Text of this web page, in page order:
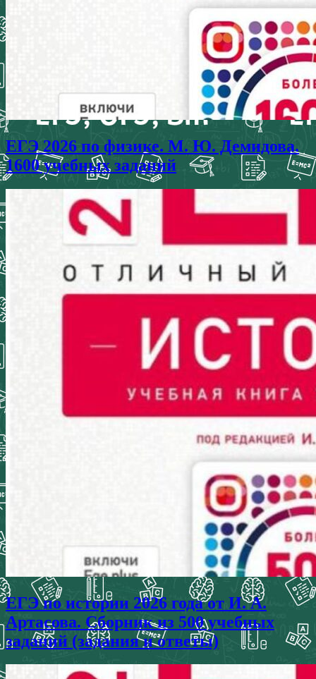
ЕГЭ 2026 по физике. М. Ю. Демидова.
1600 учебных заданий
ЕГЭ по истории 2026 года от И. А.
Артасова. Сборник из 500 учебных
заданий (задания и ответы)